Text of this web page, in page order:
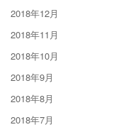
2018年12月
2018年11月
2018年10月
2018年9月
2018年8月
2018年7月